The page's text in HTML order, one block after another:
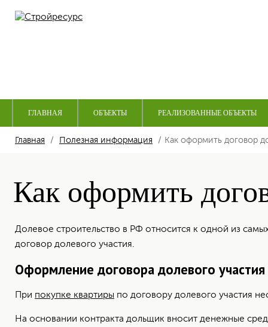
ГЛАВНАЯ ОБЪЕКТЫ РЕАЛИЗОВАННЫЕ ОБЪЕКТЫ
Главная Полезная информация Как оформить договор
Как оформить
Долевое строительство в РФ относится к одной из
договор долевого участия.
Оформление договора долевого участия
При покупке квартиры по договору долевого участия
На основании контракта дольщик вносит денежные